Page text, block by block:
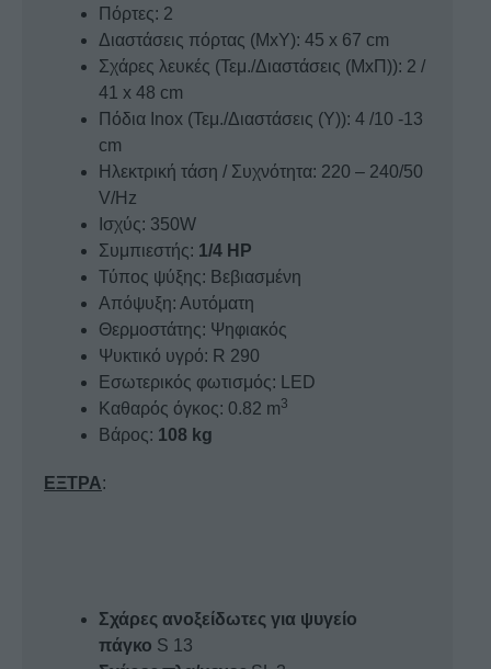
Πόρτες: 2
Διαστάσεις πόρτας (ΜxΥ): 45 x 67 cm
Σχάρες λευκές (Τεμ./Διαστάσεις (ΜxΠ)): 2 /
41 x 48 cm
Πόδια Inox (Τεμ./Διαστάσεις (Υ)): 4 /10 -13
cm
Ηλεκτρική τάση / Συχνότητα: 220 – 240/50
V/Hz
Ισχύς: 350W
Συμπιεστής: 1/4 HP
Τύπος ψύξης: Βεβιασμένη
Απόψυξη: Αυτόματη
Θερμοστάτης: Ψηφιακός
Ψυκτικό υγρό: R 290
Εσωτερικός φωτισμός: LED
Καθαρός όγκος: 0.82 m3
Βάρος: 108 kg
ΕΞΤΡΑ:
Σχάρες ανοξείδωτες για ψυγείο
πάγκο S 13